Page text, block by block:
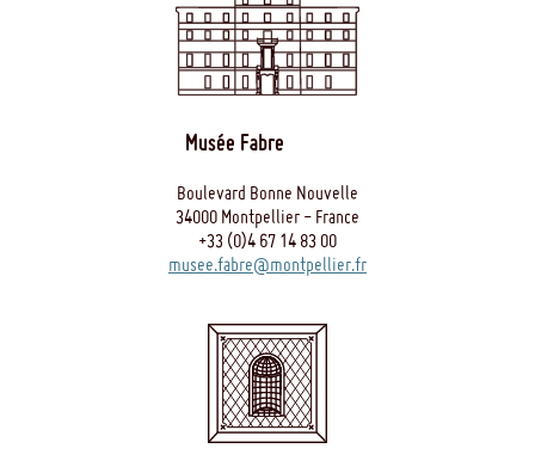
Musée Fabre
Boulevard Bonne Nouvelle
34000 Montpellier - France
+33 (0)4 67 14 83 00
musee.fabre@montpellier.fr